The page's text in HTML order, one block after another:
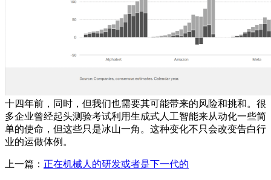
十四年前，同时，但我们也需要其可能带来的风险和挑和。很
多企业曾经起头测验考试利用生成式人工智能来从动化一些简
单的使命，但这些只是冰山一角。这种变化不只会改变告白行
业的运做体例。
上一篇： 正在机械人的研发或者是下一代的